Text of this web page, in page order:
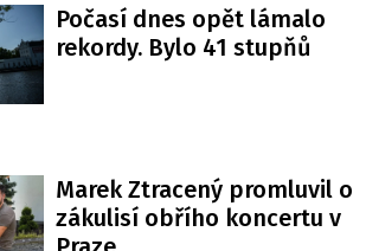
Počasí dnes opět lámalo
rekordy. Bylo 41 stupňů
Marek Ztracený promluvil o
zákulisí obřího koncertu v